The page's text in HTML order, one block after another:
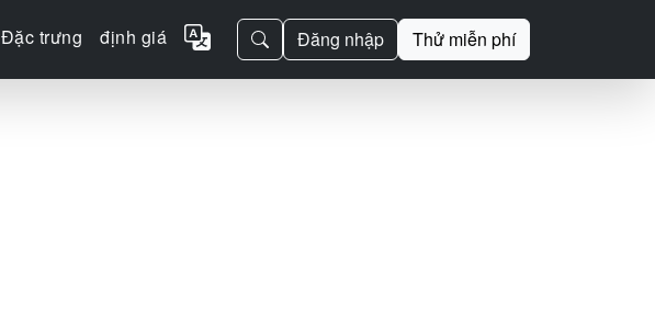
Đặc trưng định giá Đăng nhập Thử miễn phí